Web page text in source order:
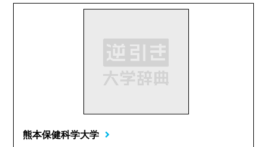
熊本保健科学大学